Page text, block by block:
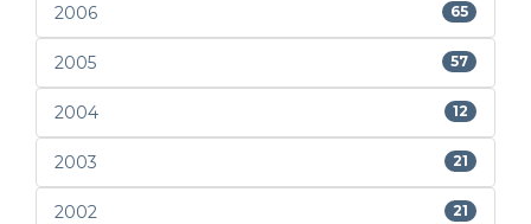
2006 65
2005 57
2004 12
2003 21
2002 21